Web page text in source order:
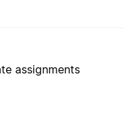
assignments